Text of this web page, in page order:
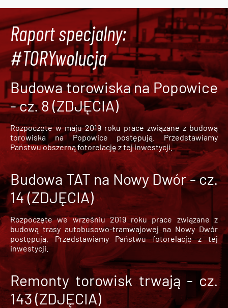
Raport specjalny:
#TORYwolucja
Budowa torowiska na Popowice
- cz. 8 (ZDJĘCIA)
Rozpoczęte w maju 2019 roku prace związane z budową
torowiska na Popowice
postępują. Przedstawiamy
Państwu obszerną fotorelację z tej inwestycji.
Budowa TAT na Nowy Dwór - cz.
14 (ZDJĘCIA)
Rozpoczęte we wrześniu 2019 roku prace związane z
budową trasy autobusowo-tramwajowej na Nowy Dwór
postępują. Przedstawiamy Państwu fotorelację z tej
inwestycji.
Remonty torowisk trwają - cz.
143 (ZDJĘCIA)